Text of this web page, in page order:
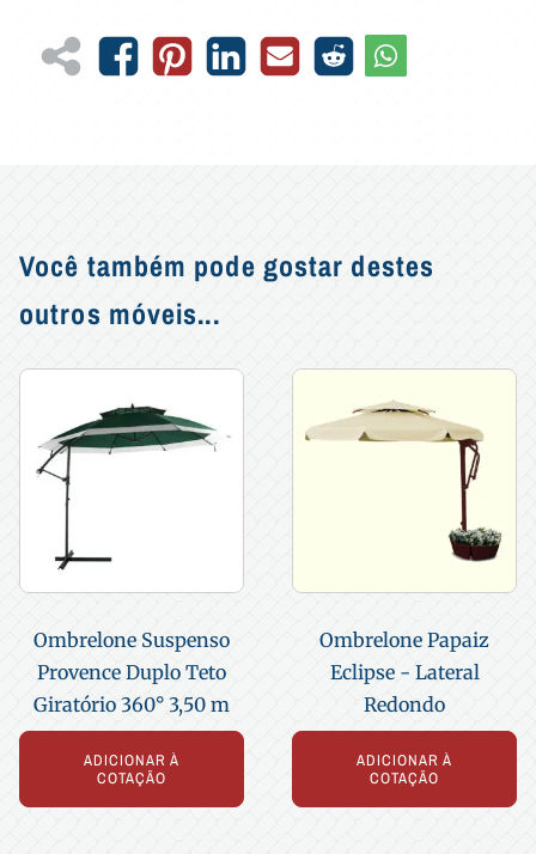
Você também pode gostar destes
outros móveis...
Ombrelone Suspenso
Provence Duplo Teto
Giratório 360° 3,50 m
ADICIONAR À
COTAÇÃO
Ombrelone Papaiz
Eclipse - Lateral
Redondo
ADICIONAR À
COTAÇÃO